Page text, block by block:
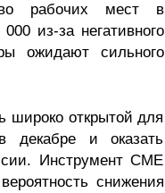
рабочих мест в
из-за негативного
ожидают сильного
широко открытой для
декабре и оказать
Инструмент CME
снижения